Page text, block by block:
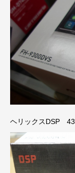
ヘリックスDSP